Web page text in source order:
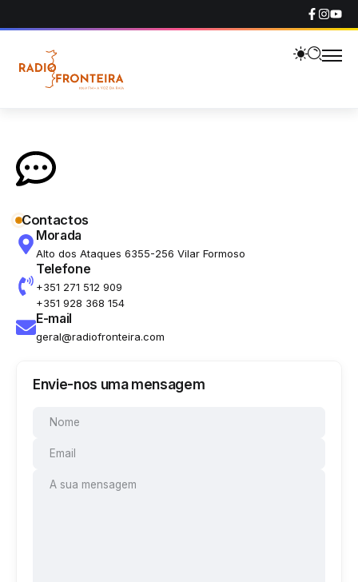
Contactos
Morada
Alto dos Ataques 6355-256 Vilar Formoso
Telefone
+351 271 512 909
+351 928 368 154
E-mail
geral@radiofronteira.com
Envie-nos uma mensagem